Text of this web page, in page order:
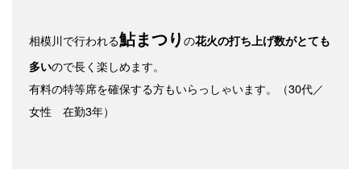
相模川で行われる鮎まつりの花火の打ち上げ数がとても
多いので長く楽しめます。
有料の特等席を確保する方もいらっしゃいます。（30代／
女性 在勤3年）